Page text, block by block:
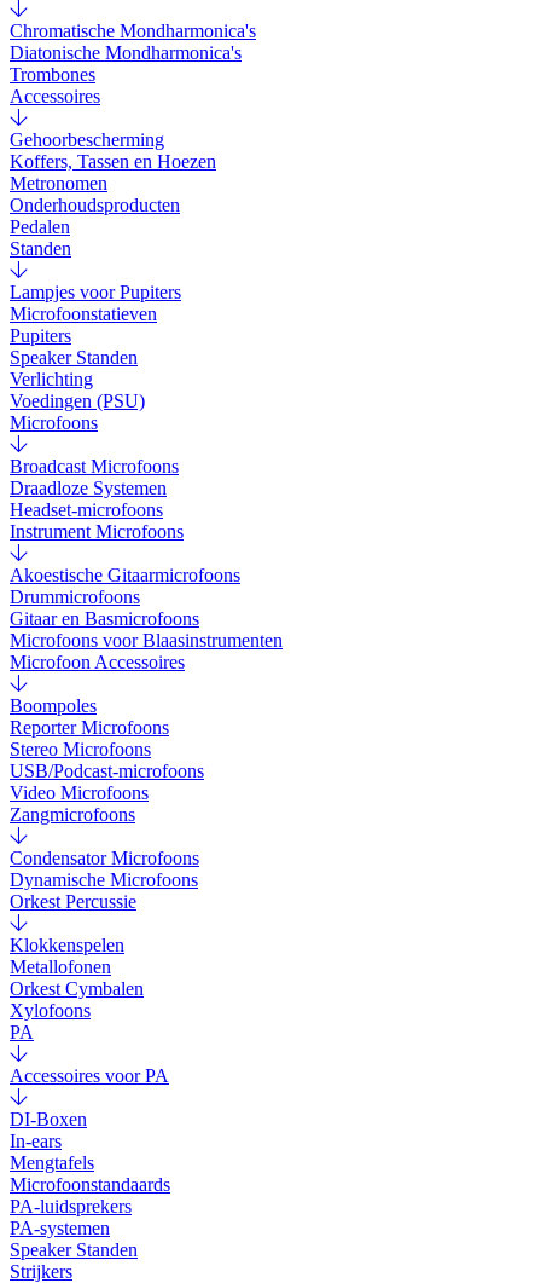
Chromatische Mondharmonica's
Diatonische Mondharmonica's
Trombones
Accessoires
Gehoorbescherming
Koffers, Tassen en Hoezen
Metronomen
Onderhoudsproducten
Pedalen
Standen
Lampjes voor Pupiters
Microfoonstatieven
Pupiters
Speaker Standen
Verlichting
Voedingen (PSU)
Microfoons
Broadcast Microfoons
Draadloze Systemen
Headset-microfoons
Instrument Microfoons
Akoestische Gitaarmicrofoons
Drummicrofoons
Gitaar en Basmicrofoons
Microfoons voor Blaasinstrumenten
Microfoon Accessoires
Boompoles
Reporter Microfoons
Stereo Microfoons
USB/Podcast-microfoons
Video Microfoons
Zangmicrofoons
Condensator Microfoons
Dynamische Microfoons
Orkest Percussie
Klokkenspelen
Metallofonen
Orkest Cymbalen
Xylofoons
PA
Accessoires voor PA
DI-Boxen
In-ears
Mengtafels
Microfoonstandaards
PA-luidsprekers
PA-systemen
Speaker Standen
Strijkers